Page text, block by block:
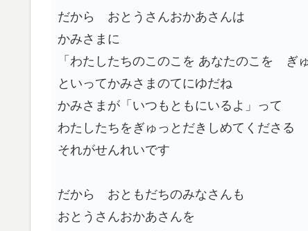
だから おとうさんおかあさんは
かみさまに
「わたしたちのこのこを あなたのこを ぎ
といってかみさまのてにゆだね
かみさまが「いつもともにいるよ」って
わたしたちをぎゅっとだきしめてくださる
それがせんれいです
だから おともだちのみなさんも
おとうさんおかあさんを